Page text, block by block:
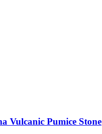
Vulcanic Pumice Stone